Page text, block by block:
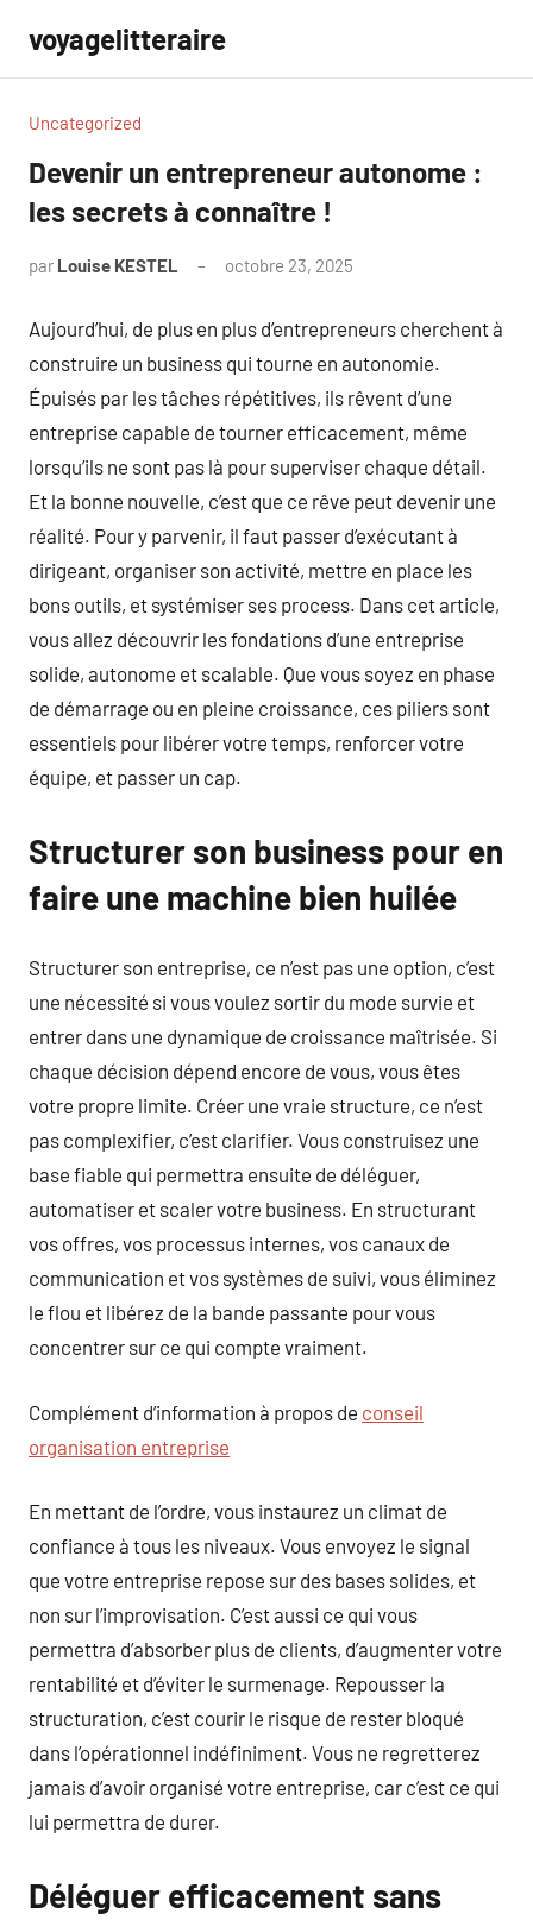
contenu
voyagelitteraire
Uncategorized
Devenir un entrepreneur autonome :
les secrets à connaître !
par Louise KESTEL octobre 23, 2025
Aujourd’hui, de plus en plus d’entrepreneurs cherchent à
construire un business qui tourne en autonomie.
Épuisés par les tâches répétitives, ils rêvent d’une
entreprise capable de tourner efficacement, même
lorsqu’ils ne sont pas là pour superviser chaque détail.
Et la bonne nouvelle, c’est que ce rêve peut devenir une
réalité. Pour y parvenir, il faut passer d’exécutant à
dirigeant, organiser son activité, mettre en place les
bons outils, et systémiser ses process. Dans cet article,
vous allez découvrir les fondations d’une entreprise
solide, autonome et scalable. Que vous soyez en phase
de démarrage ou en pleine croissance, ces piliers sont
essentiels pour libérer votre temps, renforcer votre
équipe, et passer un cap.
Structurer son business pour en
faire une machine bien huilée
Structurer son entreprise, ce n’est pas une option, c’est
une nécessité si vous voulez sortir du mode survie et
entrer dans une dynamique de croissance maîtrisée. Si
chaque décision dépend encore de vous, vous êtes
votre propre limite. Créer une vraie structure, ce n’est
pas complexifier, c’est clarifier. Vous construisez une
base fiable qui permettra ensuite de déléguer,
automatiser et scaler votre business. En structurant
vos offres, vos processus internes, vos canaux de
communication et vos systèmes de suivi, vous éliminez
le flou et libérez de la bande passante pour vous
concentrer sur ce qui compte vraiment.
Complément d’information à propos de conseil
organisation entreprise
En mettant de l’ordre, vous instaurez un climat de
confiance à tous les niveaux. Vous envoyez le signal
que votre entreprise repose sur des bases solides, et
non sur l’improvisation. C’est aussi ce qui vous
permettra d’absorber plus de clients, d’augmenter votre
rentabilité et d’éviter le surmenage. Repousser la
structuration, c’est courir le risque de rester bloqué
dans l’opérationnel indéfiniment. Vous ne regretterez
jamais d’avoir organisé votre entreprise, car c’est ce qui
lui permettra de durer.
Déléguer efficacement sans